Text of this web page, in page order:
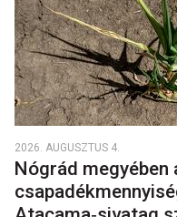
2026. AUGUSZTUS 4.
Nógrád